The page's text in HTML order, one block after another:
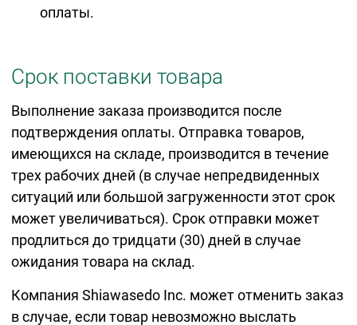
оплаты.
Срок поставки товара
Выполнение заказа производится после
подтверждения оплаты. Отправка товаров,
имеющихся на складе, производится в течение
трех рабочих дней (в случае непредвиденных
ситуаций или большой загруженности этот срок
может увеличиваться). Срок отправки может
продлиться до тридцати (30) дней в случае
ожидания товара на склад.
Компания Shiawasedo Inc. может отменить заказ
в случае, если товар невозможно выслать